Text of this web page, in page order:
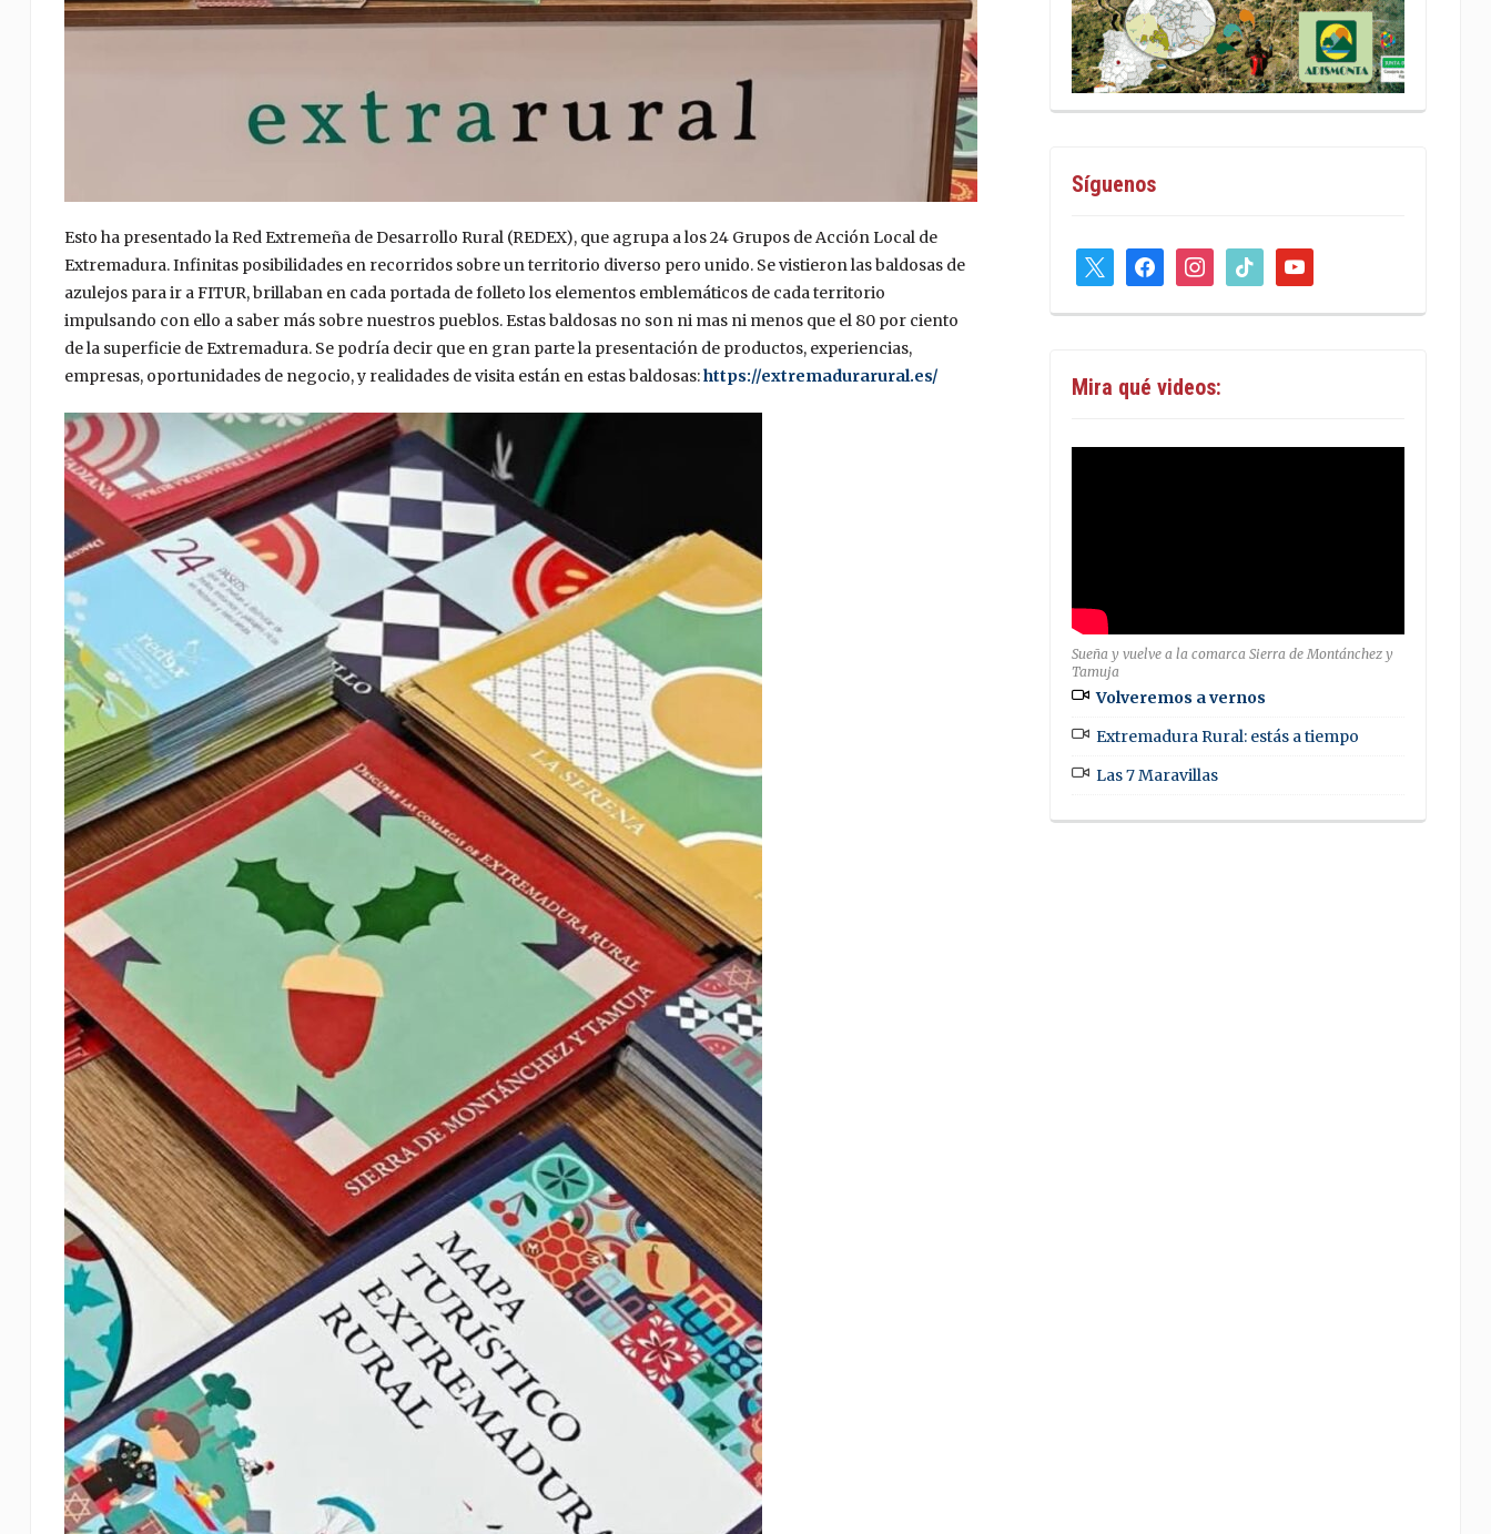
Esto ha presentado la Red Extremeña de Desarrollo Rural (REDEX), que agrupa a los 24 Grupos de Acción Local de
Extremadura. Infinitas posibilidades en recorridos sobre un territorio diverso pero unido. Se vistieron las baldosas de
azulejos para ir a FITUR, brillaban en cada portada de folleto los elementos emblemáticos de cada territorio
impulsando con ello a saber más sobre nuestros pueblos. Estas baldosas no son ni mas ni menos que el 80 por ciento
de la superficie de Extremadura. Se podría decir que en gran parte la presentación de productos, experiencias,
empresas, oportunidades de negocio, y realidades de visita están en estas baldosas:https://extremadurarural.es/
Síguenos
facebookinstagram
tiktok youtube
Mira qué videos:
Sueña y vuelve a la comarca Sierra de Montánchez y
Tamuja
Volveremos a vernos
Extremadura Rural: estás a tiempo
Las 7 Maravillas